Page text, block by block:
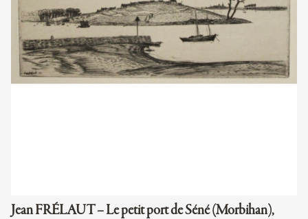
Jean FRÉLAUT – Le petit port de Séné (Morbihan),